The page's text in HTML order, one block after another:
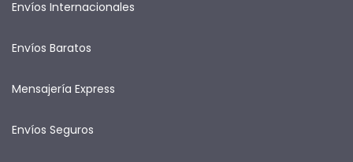
Envíos Internacionales
Envíos Baratos
Mensajería Express
Envíos Seguros